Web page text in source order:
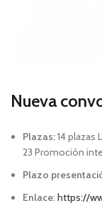
Nueva
Plazas:14
23 Promoción
Plazo
Enlace: https://